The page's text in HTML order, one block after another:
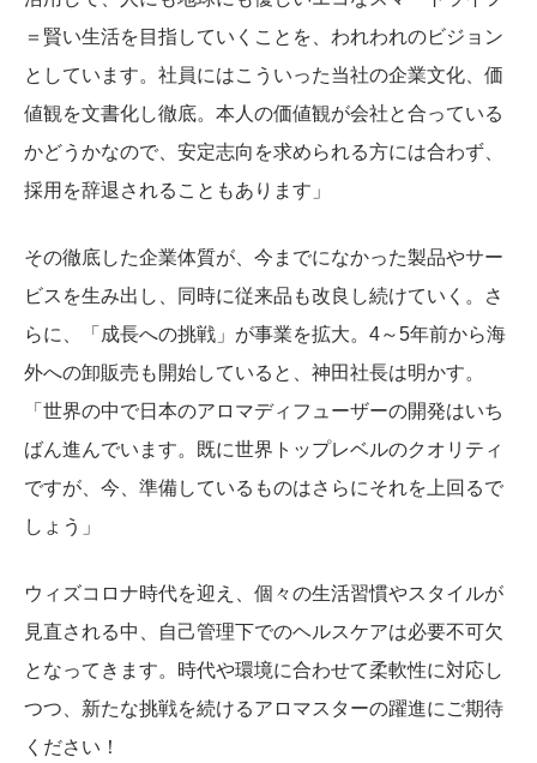
＝賢い生活を目指していくことを、われわれのビジョン
としています。社員にはこういった当社の企業文化、価
値観を文書化し徹底。本人の価値観が会社と合っている
かどうかなので、安定志向を求められる方には合わず、
採用を辞退されることもあります」
その徹底した企業体質が、今までになかった製品やサー
ビスを生み出し、同時に従来品も改良し続けていく。さ
らに、「成長への挑戦」が事業を拡大。4～5年前から海
外への卸販売も開始していると、神田社長は明かす。
「世界の中で日本のアロマディフューザーの開発はいち
ばん進んでいます。既に世界トップレベルのクオリティ
ですが、今、準備しているものはさらにそれを上回るで
しょう」
ウィズコロナ時代を迎え、個々の生活習慣やスタイルが
見直される中、自己管理下でのヘルスケアは必要不可欠
となってきます。時代や環境に合わせて柔軟性に対応し
つつ、新たな挑戦を続けるアロマスターの躍進にご期待
ください！